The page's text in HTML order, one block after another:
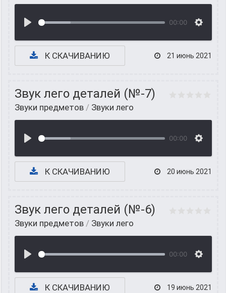
00:00
К СКАЧИВАНИЮ 21 июнь 2021
Звук лего деталей (№-7)
Звуки предметов / Звуки лего
00:00
К СКАЧИВАНИЮ 20 июнь 2021
Звук лего деталей (№-6)
Звуки предметов / Звуки лего
00:00
К СКАЧИВАНИЮ 19 июнь 2021